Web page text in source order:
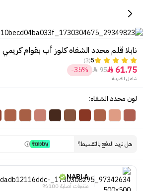
نابلا قلم محدد الشفاه كلوز أب بقوام كريمي
5
(3)
61.75

95

-35%
شامل الضريبة
لون محدد الشفاه:
هل تريد الدفع بالتقسيط؟
NABLA
منتجات أصلية 100%